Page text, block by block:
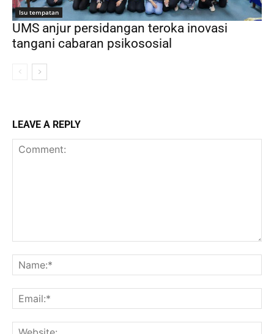
Isu tempatan
UMS anjur persidangan teroka inovasi
tangani cabaran psikososial
LEAVE A REPLY